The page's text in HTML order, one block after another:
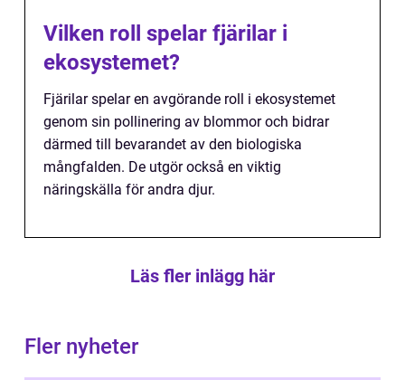
Vilken roll spelar fjärilar i
ekosystemet?
Fjärilar spelar en avgörande roll i ekosystemet
genom sin pollinering av blommor och bidrar
därmed till bevarandet av den biologiska
mångfalden. De utgör också en viktig
näringskälla för andra djur.
Läs fler inlägg här
Fler nyheter